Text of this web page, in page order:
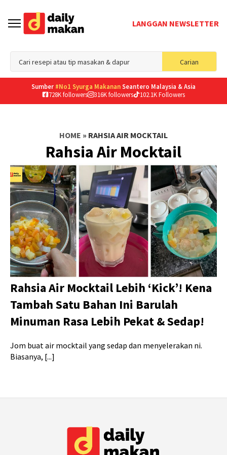
LANGGAN NEWSLETTER
Carian
for:
Sumber #No1 Syurga MakananSeantero Malaysia & Asia
728K followers
316K followers 102.1K Followers
HOME » RAHSIA AIR MOCKTAIL
Rahsia Air Mocktail
Rahsia Air Mocktail Lebih ‘Kick’! Kena
Tambah Satu Bahan Ini Barulah
Minuman Rasa Lebih Pekat & Sedap!
Jom buat air mocktail yang sedap dan menyelerakan ni.
Biasanya, [...]